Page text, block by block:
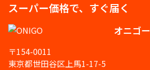
スーパー価格で、すぐ届く
オニゴー
〒154-0011
東京都世田谷区上馬1-17-5